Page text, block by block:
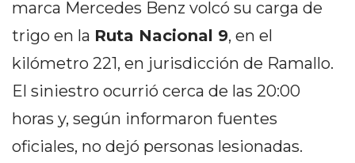
CÓMO FUNCIONA: CREAR
TIENDAS ONLINE CON
PEDIDOS POR WHATSAPP
TIENDA ONLINE GRATIS
EN ARGENTINA:
marca Mercedes Benz volcó su carga de
trigo en la Ruta Nacional 9, en el
kilómetro 221, en jurisdicción de Ramallo.
El siniestro ocurrió cerca de las 20:00
horas y, según informaron fuentes
oficiales, no dejó personas lesionadas.